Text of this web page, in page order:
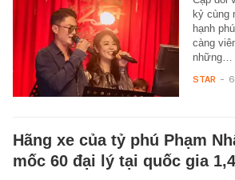
kỷ cùng
hạnh
càng
những…
STAR -
Hãng xe của tỷ phú Phạm
mốc 60 đại lý tại quốc gia